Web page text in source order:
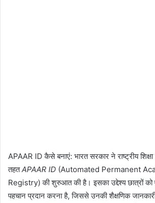
APAAR ID कैसे बनाएं: भारत सरकार ने राष्ट्रीय
तहतAPAAR ID (Automated Permanent
Registry) की शुरुआत की है। इसका उद्देश्य छात्रों
पहचान प्रदान करना है, जिससे उनकी शैक्षणिक